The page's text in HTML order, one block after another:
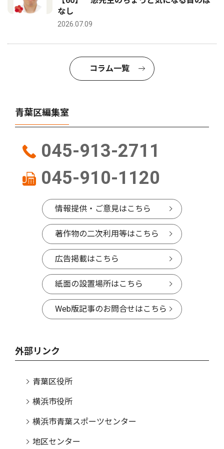
なし
2026.07.09
コラム一覧
青葉区編集室
045-913-2711
045-910-1120
情報提供・ご意見はこちら
著作物の二次利用等はこちら
広告掲載はこちら
紙面の設置場所はこちら
Web版記事のお問合せはこちら
外部リンク
青葉区役所
横浜市役所
横浜市青葉スポーツセンター
地区センター